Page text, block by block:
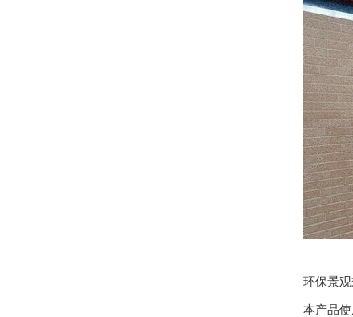
环保景
本产品